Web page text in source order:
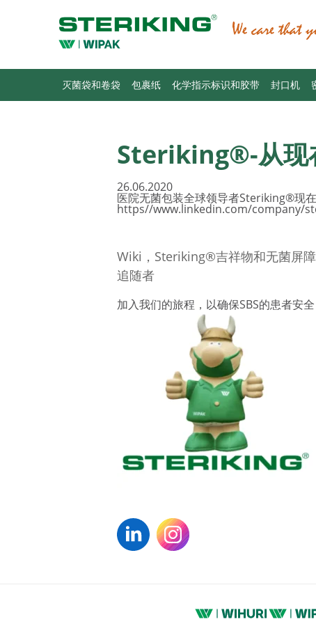
灭菌袋和卷袋 包裹纸 化学指示标识和胶带 封口机
Steriking®-从现
26.06.2020
医院无菌包装全球领导者Steriking®现
https//www.linkedin.com/company/
Wiki，Steriking®吉祥物和无菌屏
追随者
加入我们的旅程，以确保SBS的患者安